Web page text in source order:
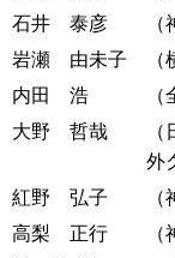
石井 泰彦
岩瀬 由未子
内田 浩
大野 哲哉
外
紅野 弘子
高梨 正行